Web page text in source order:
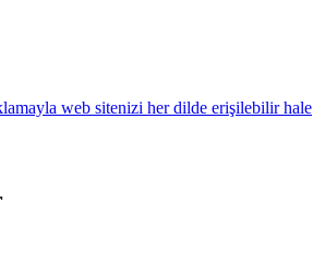
web sitenizi her dilde erişilebilir hale